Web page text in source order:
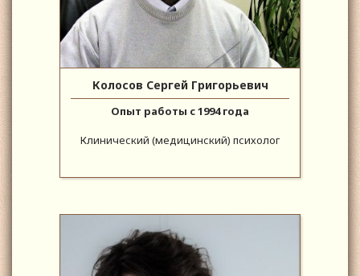
Колосов Сергей Григорьевич
Опыт работы с 1994 года
Клинический (медицинский) психолог